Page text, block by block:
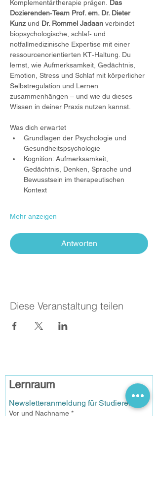
Komplementärtherapie prägen.
Das
Dozierenden‑Team Prof. em. Dr. Dieter
Kunz und Dr. Rommel Jadaan verbindet
biopsychologische, schlaf‑ und
notfallmedizinische Expertise mit einer
ressourcenorientierten KT‑Haltung. Du
lernst, wie Aufmerksamkeit, Gedächtnis,
Emotion, Stress und Schlaf mit körperlicher
Selbstregulation und Lernen
zusammenhängen – und wie du dieses
Wissen in deiner Praxis nutzen kannst.
Was dich erwartet
Grundlagen der Psychologie und
Gesundheitspsychologie
Kognition: Aufmerksamkeit,
Gedächtnis, Denken, Sprache und
Bewusstsein im therapeutischen
Kontext
Mehr anzeigen
Antworten
Diese Veranstaltung teilen
Lernraum
Newsletteranmeldung für Studierende
Vor und Nachname *